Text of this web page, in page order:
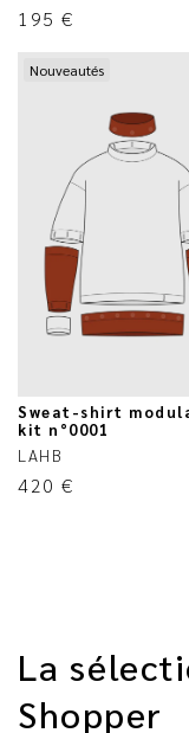
195 €
Nouveautés
Sweat-shirt
kit n°0001
LAHB
420 €
La
Shopper